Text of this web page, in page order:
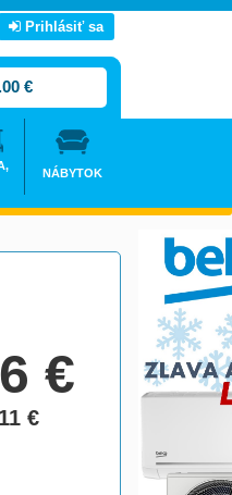
€
€
Prihlásiť sa
€
NÁBYTOK